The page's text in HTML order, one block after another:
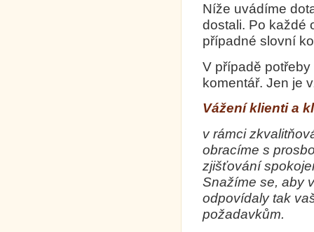
Níže uvádíme
dostali. Po každé
případné slovní
V případě
komentář. Jen je
Vážení klienti a
v rámci
obracíme s
zjišťování
Snažíme se, aby
odpovídaly tak
požadavkům.